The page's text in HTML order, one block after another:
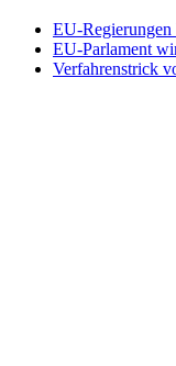
EU-Regierungen
EU-Parlament
Verfahrenstrick